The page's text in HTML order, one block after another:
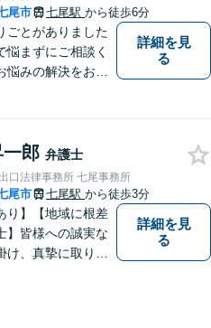
尾市 七尾駅 から徒歩6分
ごとがありました
悩まずにご相談く
悩みの解決をお手
詳細を見
る
郎 弁護士
口法律事務所 七尾事務所
尾市 七尾駅 から徒歩3分
り】【地域に根差
】皆様への誠実な
け、真摯に取り組
詳細を見
る